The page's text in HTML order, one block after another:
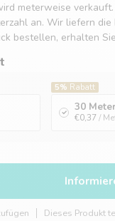
meterweise
an. Wir liefern
bestellen, erhalten
5% Rabatt
30 Meter
€0,37 /
Dieses Produkt